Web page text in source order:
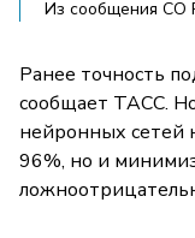
Из сообщения СО
Ранее точность
сообщает ТАСС.
нейронных сетей
96%, но и